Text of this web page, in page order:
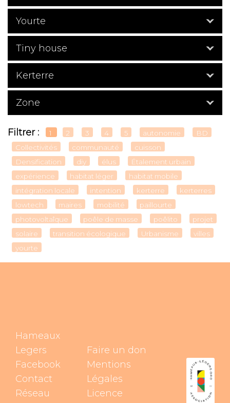
Yourte
Tiny house
Kerterre
Zone
Filtrer : 1 2 3 4 5 autonomie
BD
Collectivités
communauté
cuisson
Densification
diy élus
Étalement urbain
expérience
habitat léger
habitat mobile
intégration locale
intention kerterre
kerterres
lowtech
maires mobilité
paillourte
photovoltaîque
poêle de masse poêlito
projet
solaire
transition écologique Urbanisme
villes
yourte
Hameaux
Legers
Facebook
Contact
Réseau
Faire un don
Mentions
Légales
Licence